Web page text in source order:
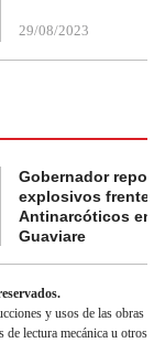
29/08/2023
Gobernador
explosivos frente a
Antinarcóticos en
Guaviare
y usos de las obras
de lectura mecánica u otros